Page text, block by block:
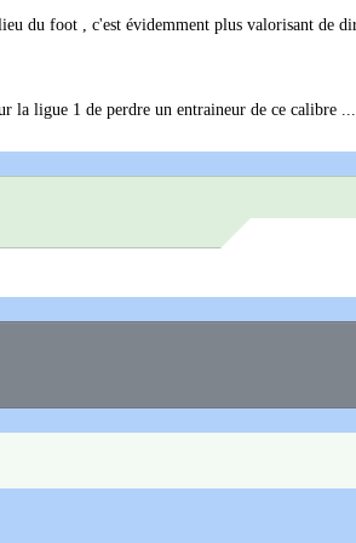
du foot , c'est évidemment plus valorisant de
la ligue 1 de perdre un entraineur de ce calibre ...